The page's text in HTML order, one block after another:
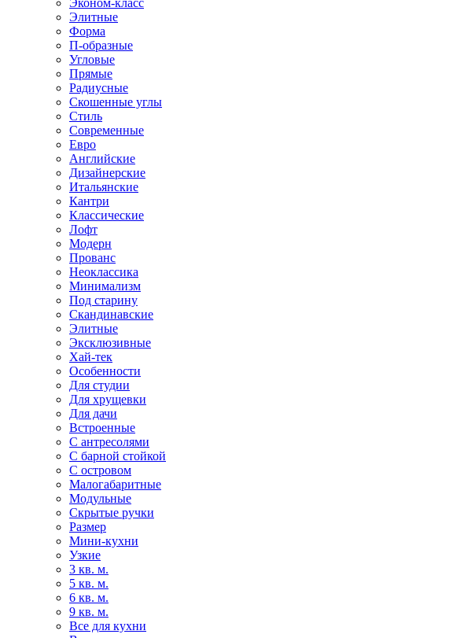
Элитные
Форма
П-образные
Угловые
Прямые
Радиусные
Скошенные углы
Стиль
Современные
Евро
Английские
Дизайнерские
Итальянские
Кантри
Классические
Лофт
Модерн
Прованс
Неоклассика
Минимализм
Под старину
Скандинавские
Элитные
Эксклюзивные
Хай-тек
Особенности
Для студии
Для хрущевки
Для дачи
Встроенные
С антресолями
С барной стойкой
С островом
Малогабаритные
Модульные
Скрытые ручки
Размер
Мини-кухни
Узкие
3 кв. м.
5 кв. м.
6 кв. м.
9 кв. м.
Все для кухни